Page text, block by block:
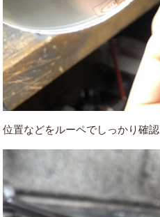
位置などをルーペでしっかり確認